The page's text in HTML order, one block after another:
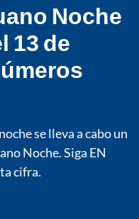
Noche
13 de
se lleva a cabo un
Noche. Siga EN
cifra.